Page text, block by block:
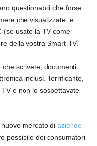
questionabili che forse
che visualizzate, e
(se usate la TV come
della vostra Smart-TV.
che scrivete, documenti
inclusi. Terrificante,
e non lo sospettavate
nuovo mercato di aziende
possibile dei consumatori